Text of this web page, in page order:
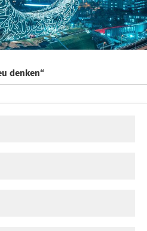
 „Wir müssen Zukünfte neu denken“